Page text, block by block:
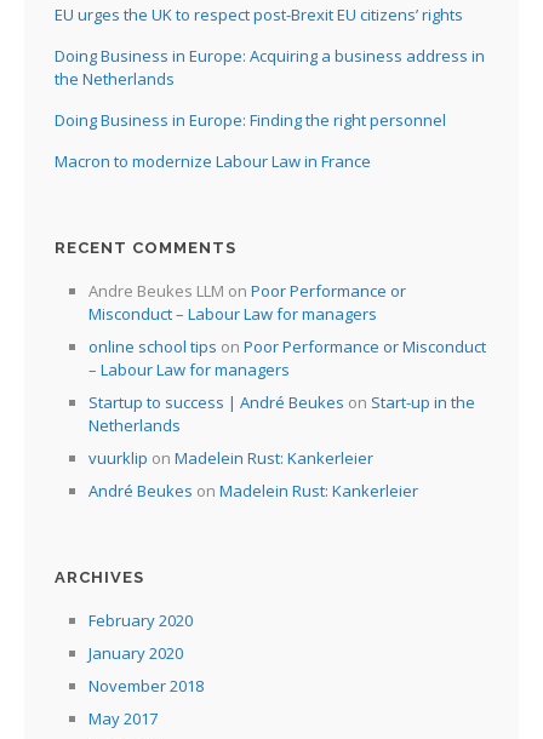
EU urges the UK to respect post-Brexit EU citizens’ rights
Doing Business in Europe: Acquiring a business address in
the Netherlands
Doing Business in Europe: Finding the right personnel
Macron to modernize Labour Law in France
RECENT COMMENTS
Andre Beukes LLM on Poor Performance or
Misconduct – Labour Law for managers
online school tips on Poor Performance or Misconduct
– Labour Law for managers
Startup to success | André Beukes on Start-up in the
Netherlands
vuurklip on Madelein Rust: Kankerleier
André Beukes on Madelein Rust: Kankerleier
ARCHIVES
February 2020
January 2020
November 2018
May 2017